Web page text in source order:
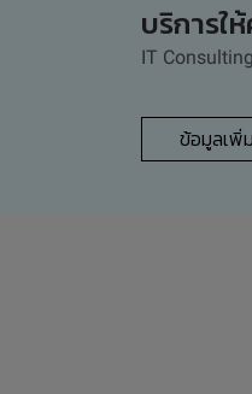
บริการใ
IT
ข้อมูลเพิ่